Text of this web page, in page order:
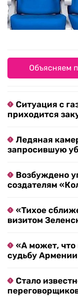
Объясняем
Ситуация с
приходится
Ледяная
запросившую
Возбуждено
создателям
«Тихое
визитом
«А может,
судьбу
Стало